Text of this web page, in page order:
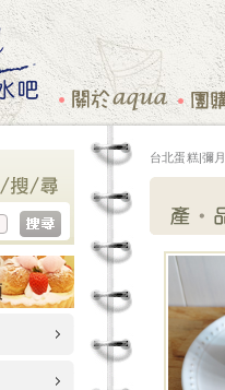
台北蛋糕|彌